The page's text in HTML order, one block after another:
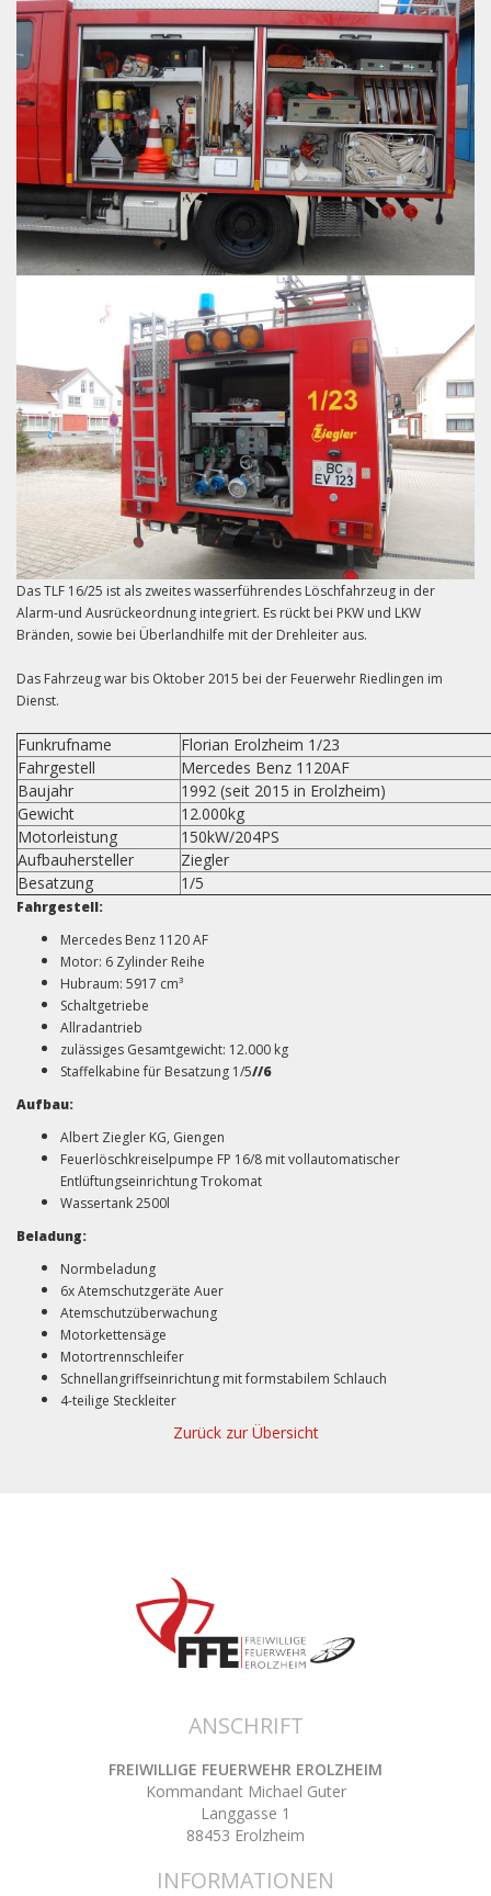
Das TLF 16/25 ist als zweites wasserführendes Löschfahrzeug in der
Alarm-und Ausrückeordnung integriert. Es rückt bei PKW und LKW
Bränden, sowie bei Überlandhilfe mit der Drehleiter aus.
Das Fahrzeug war bis Oktober 2015 bei der Feuerwehr Riedlingen im
Dienst.
Funkrufname
Florian Erolzheim 1/23
Fahrgestell
Mercedes Benz 1120AF
Baujahr
1992 (seit 2015 in Erolzheim)
Gewicht
12.000kg
Motorleistung
150kW/204PS
Aufbauhersteller
Ziegler
Besatzung
1/5
Fahrgestell:
Mercedes Benz 1120 AF
Motor: 6 Zylinder Reihe
Hubraum: 5917 cm³
Schaltgetriebe
Allradantrieb
zulässiges Gesamtgewicht: 12.000 kg
Staffelkabine für Besatzung 1/5//6
Aufbau:
Albert Ziegler KG, Giengen
Feuerlöschkreiselpumpe FP 16/8 mit vollautomatischer
Entlüftungseinrichtung Trokomat
Wassertank 2500l
Beladung:
Normbeladung
6x Atemschutzgeräte Auer
Atemschutzüberwachung
Motorkettensäge
Motortrennschleifer
Schnellangriffseinrichtung mit formstabilem Schlauch
4-teilige Steckleiter
Zurück zur Übersicht
ANSCHRIFT
FREIWILLIGE FEUERWEHR EROLZHEIM
Kommandant Michael Guter
Langgasse 1
88453 Erolzheim
INFORMATIONEN